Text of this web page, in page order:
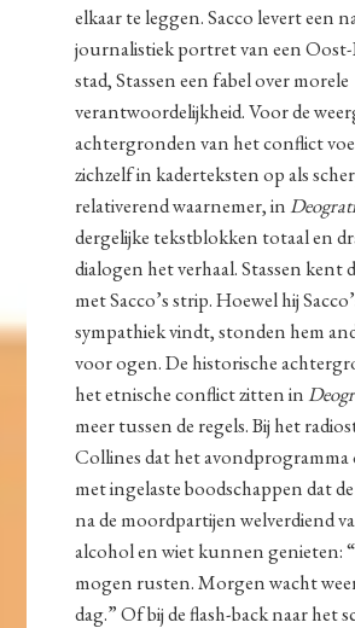
elkaar te leggen. Sacco levert een
journalistiek portret van een Oost-
stad, Stassen een fabel over morele
verantwoordelijkheid. Voor de
achtergronden van het conflict
zichzelf in kaderteksten op als
relativerend waarnemer, in
dergelijke tekstblokken totaal en
dialogen het verhaal. Stassen kent
met Sacco’s strip. Hoewel hij
sympathiek vindt, stonden hem
voor ogen. De historische
het etnische conflict zitten in
meer tussen de regels. Bij het
Collines dat het avondprogramma
met ingelaste boodschappen dat
na de moordpartijen welverdiend
alcohol en wiet kunnen genieten:
mogen rusten. Morgen wacht
dag.” Of bij de flash-back naar het